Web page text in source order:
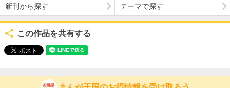
新刊から探す テーマで探す
この作品を共有する